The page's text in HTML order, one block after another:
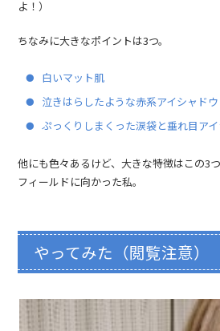
よ！）
ちなみに大きなポイントは3つ。
白いマット肌
泣きはらしたような赤系アイシャドウ
ぷっくりしまくった涙袋と垂れ目ア
他にも色々あるけど、大きな特徴はこの3つ
フィールドに向かった私。
やってみた（閲覧注意）